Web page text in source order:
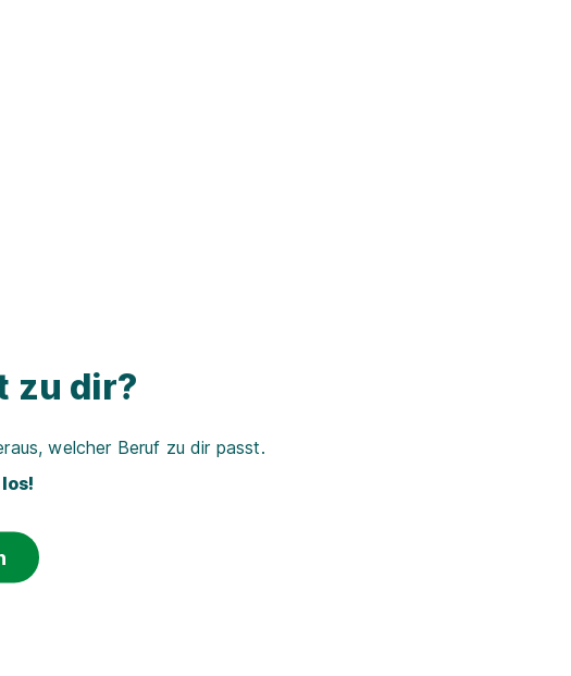
zu dir?
welcher Beruf zu dir passt.